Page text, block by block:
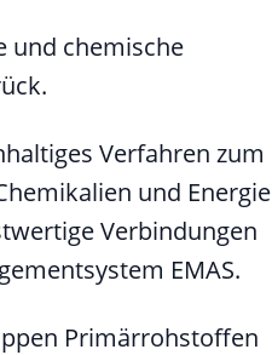
und chemische
Verfahren zum
und Energie
Verbindungen
EMAS.
Primärrohstoffen